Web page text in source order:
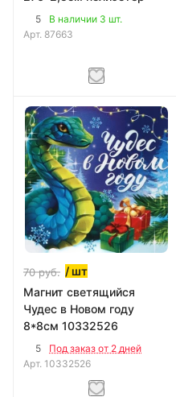
5
В наличии 3 шт.
Арт. 87663
70руб. / шт
Магнит светящийся
Чудес в Новом году
8*8см 10332526
5
Под заказ от 2 дней
Арт. 10332526